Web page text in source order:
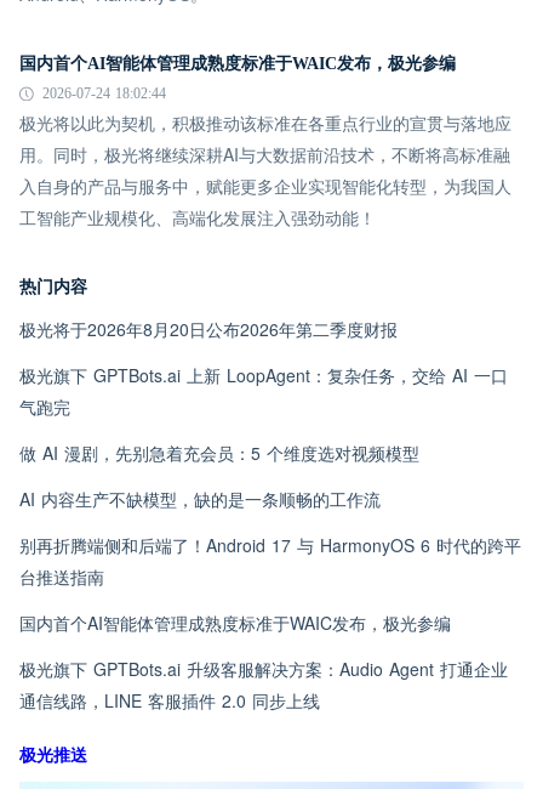
国内首个AI智能体管理成熟度标准于WAIC发布，极光参编
2026-07-24 18:02:44
极光将以此为契机，积极推动该标准在各重点行业的宣贯与落地应
用。同时，极光将继续深耕AI与大数据前沿技术，不断将高标准融
入自身的产品与服务中，赋能更多企业实现智能化转型，为我国人
工智能产业规模化、高端化发展注入强劲动能！
热门内容
极光将于2026年8月20日公布2026年第二季度财报
极光旗下 GPTBots.ai 上新 LoopAgent：复杂任务，交给 AI 一口
气跑完
做 AI 漫剧，先别急着充会员：5 个维度选对视频模型
AI 内容生产不缺模型，缺的是一条顺畅的工作流
别再折腾端侧和后端了！Android 17 与 HarmonyOS 6 时代的跨平
台推送指南
国内首个AI智能体管理成熟度标准于WAIC发布，极光参编
极光旗下 GPTBots.ai 升级客服解决方案：Audio Agent 打通企业
通信线路，LINE 客服插件 2.0 同步上线
极光推送